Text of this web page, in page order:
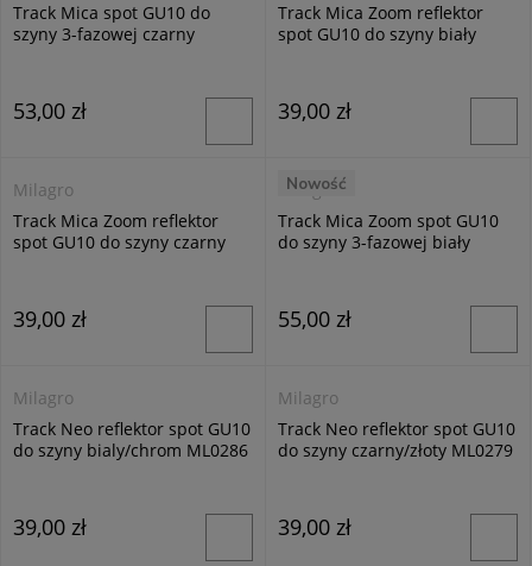
Track Mica spot GU10 do
szyny 3-fazowej czarny
53,00 zł
Track Mica Zoom reflektor
spot GU10 do szyny biały
39,00 zł
Milagro
Track Mica Zoom reflektor
spot GU10 do szyny czarny
39,00 zł
Milagro
Track Mica Zoom spot GU10
do szyny 3-fazowej biały
55,00 zł
Nowość
Milagro
Track Neo reflektor spot GU10
do szyny bialy/chrom ML0286
39,00 zł
Milagro
Track Neo reflektor spot GU10
do szyny czarny/złoty ML0279
39,00 zł